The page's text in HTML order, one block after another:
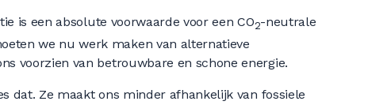
is een absolute voorwaarde voor een CO2-neutrale
we nu werk maken van alternatieve
voorzien van betrouwbare en schone energie.
dat. Ze maakt ons minder afhankelijk van fossiele